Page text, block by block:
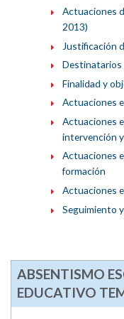
Actuaciones
2013)
Justificación
Destinatarios
Finalidad y
Actuaciones
Actuaciones
intervención
Actuaciones
formación
Actuaciones
Seguimiento
ABSENTISMO
EDUCATIVO